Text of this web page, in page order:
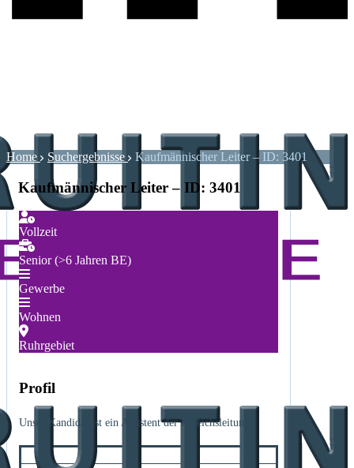
Home Suchergebnisse Kaufmännischer Leiter – ID: 3401
Kaufmännischer Leiter – ID: 3401
Vollzeit
Senior (>6 Jahren BE)
Gewerbe
Wohnen
Ruhrgebiet
Profil
Unser Kandidat ist ein Assistent der Bereichsleitung.